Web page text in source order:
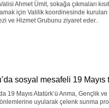
Ahmet Ümit, sokağa çıkmaları
için Valilik koordinesinde
ve Hizmet Grubunu ziyaret eder..
sosyal mesafeli 19 Mayıs
19 Mayıs Atatürk’ü Anma, Gençlik
uyularak çelenk sunma